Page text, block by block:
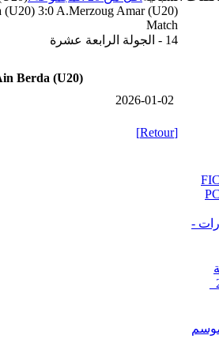
(U20) 3:0 A.Merzoug Amar (U20)
Match
14 - الجولة الرابعة عشرة
Berda (U20)
2026-01-02
[Retour]
-